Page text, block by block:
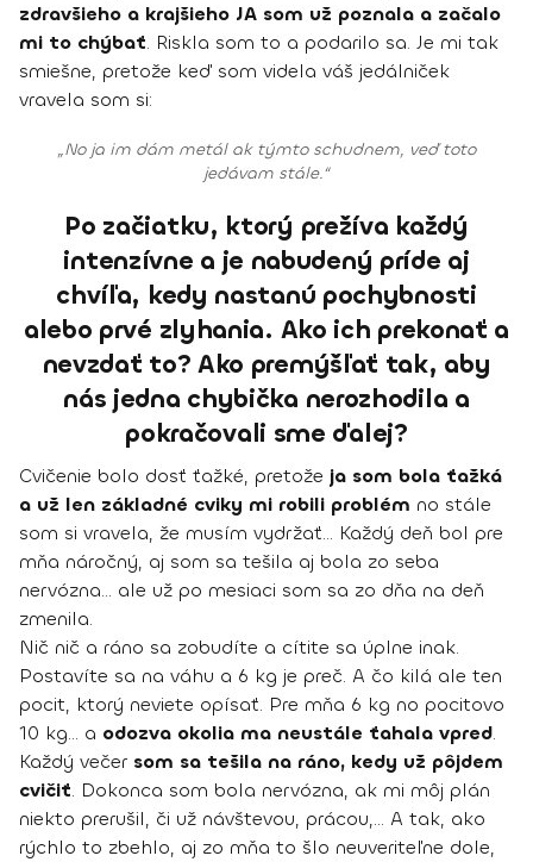
zdravšieho a krajšieho JA som už poznala a začalo
mi to chýbať. Riskla som to a podarilo sa. Je mi tak
smiešne, pretože keď som videla váš jedálniček
vravela som si:
„No ja im dám metál ak týmto schudnem, veď toto
jedávam stále.“
Po začiatku, ktorý prežíva každý
intenzívne a je nabudený príde aj
chvíľa, kedy nastanú pochybnosti
alebo prvé zlyhania. Ako ich prekonať a
nevzdať to? Ako premýšľať tak, aby
nás jedna chybička nerozhodila a
pokračovali sme ďalej?
Cvičenie bolo dosť ťažké, pretože ja som bola ťažká
a už len základné cviky mi robili problém no stále
som si vravela, že musím vydržať... Každý deň bol pre
mňa náročný, aj som sa tešila aj bola zo seba
nervózna... ale už po mesiaci som sa zo dňa na deň
zmenila.
Nič nič a ráno sa zobudíte a cítite sa úplne inak.
Postavíte sa na váhu a 6 kg je preč. A čo kilá ale ten
pocit, ktorý neviete opísať. Pre mňa 6 kg no pocitovo
10 kg... a odozva okolia ma neustále ťahala vpred.
Každý večer som sa tešila na ráno, kedy už pôjdem
cvičiť. Dokonca som bola nervózna, ak mi môj plán
niekto prerušil, či už návštevou, prácou,... A tak, ako
rýchlo to zbehlo, aj zo mňa to šlo neuveriteľne dole,